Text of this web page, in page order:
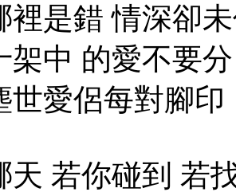
裡是錯 情深卻
架中 的愛不要
世愛侶每對腳印
天 若你碰到 若